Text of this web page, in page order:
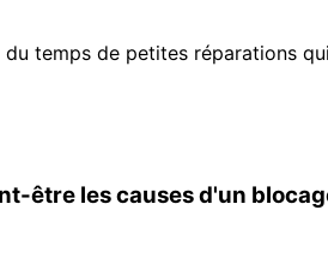
temps de petites réparations
être les causes d'un